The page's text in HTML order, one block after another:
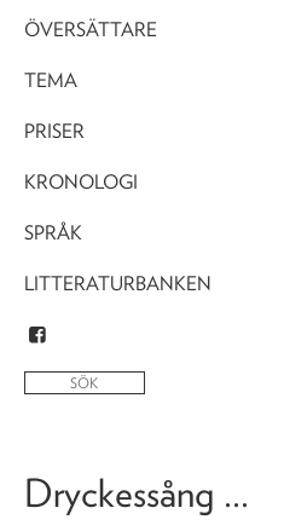
ÖVERSÄTTARE
TEMA
PRISER
KRONOLOGI
SPRÅK
LITTERATURBANKEN
Dryckessång ...